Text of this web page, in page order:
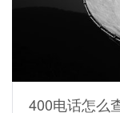
400电话怎么